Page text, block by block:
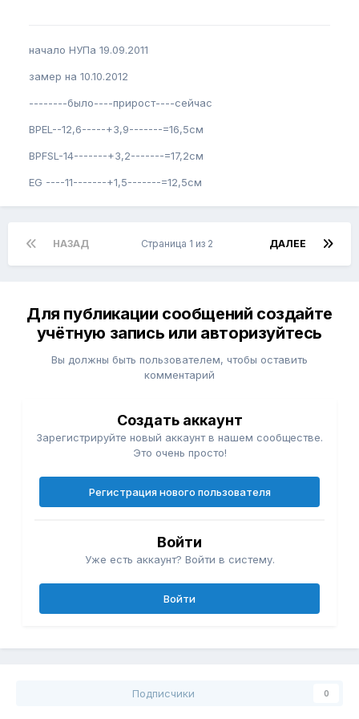
начало НУПа 19.09.2011
замер на 10.10.2012
--------было----прирост----сейчас
BPEL--12,6-----+3,9-------=16,5см
BPFSL-14-------+3,2-------=17,2см
EG ----11-------+1,5-------=12,5см
НАЗАД ДАЛЕЕ
Страница 1 из 2
Для публикации сообщений создайте
учётную запись или авторизуйтесь
Вы должны быть пользователем, чтобы оставить
комментарий
Создать аккаунт
Зарегистрируйте новый аккаунт в нашем сообществе.
Это очень просто!
Регистрация нового пользователя
Войти
Уже есть аккаунт? Войти в систему.
Войти
Подписчики 0